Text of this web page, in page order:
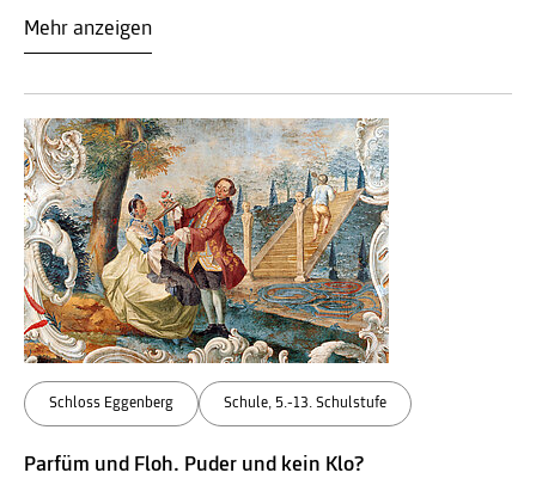
Mehr anzeigen
Schloss Eggenberg Schule, 5.-13. Schulstufe
Parfüm und Floh. Puder und kein Klo?